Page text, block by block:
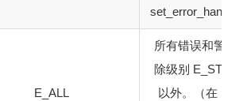
E_ALL
所有错误和警告
除级别
以外。（在 PHP